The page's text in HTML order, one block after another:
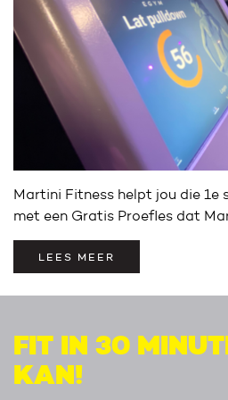
Martini Fitness helpt jou die 1e
met een Gratis Proefles dat
LEES MEER
FIT IN 30
KAN!